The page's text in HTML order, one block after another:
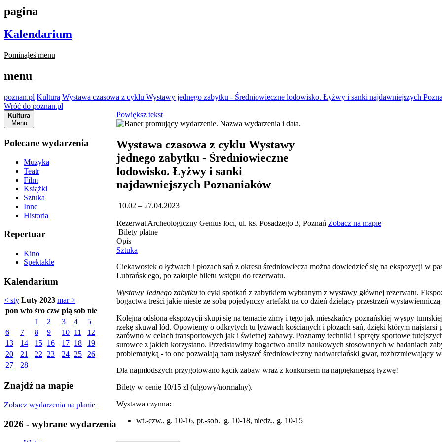
pagina
Kalendarium
Pominąłeś menu
menu
poznan.pl Kultura Wystawa czasowa z cyklu Wystawy jednego zabytku - Średniowieczne lodowisko. Łyżwy i sanki najdawniejszych
Wróć do poznan.pl
Kultura
Menu
Polecane wydarzenia
Muzyka
Teatr
Film
Książki
Sztuka
Inne
Historia
Repertuar
Kino
Spektakle
Kalendarium
< sty Luty 2023 mar >
pon wto śro czw pią sob nie
1
2 3 4
5
6
7 8 9 10 11
12
13
14 15 16 17 18
19
20
21 22 23 24 25
26
27
28
Znajdź na mapie
Zobacz wydarzenia na planie
2026 - wybrane wydarzenia
Powiększ tekst
Wystawa czasowa z cyklu Wystawy
jednego zabytku - Średniowieczne
lodowisko. Łyżwy i sanki
najdawniejszych Poznaniaków
10.02 – 27.04.2023
Rezerwat Archeologiczny Genius loci, ul. ks. Posadzego 3, Poznań Zobacz na mapie
Bilety płatne
Opis
Sztuka
Ciekawostek o łyżwach i płozach sań z okresu średniowiecza można dowiedzieć się na ekspozycji w
Lubrańskiego, po zakupie biletu wstępu do rezerwatu.
Wystawy Jednego zabytku to cykl spotkań z zabytkiem wybranym z wystawy głównej rezerwatu.
bogactwa treści jakie niesie ze sobą pojedynczy artefakt na co dzień dzielący przestrzeń
Kolejna odsłona ekspozycji skupi się na temacie zimy i tego jak mieszkańcy poznańskiej wyspy
rzekę skuwał lód. Opowiemy o odkrytych tu łyżwach kościanych i płozach sań, dzięki którym najstarsi
zarówno w celach transportowych jak i świetnej zabawy. Poznamy techniki i sprzęty sportowe
surowce z jakich korzystano. Przedstawimy bogactwo analiz naukowych stosowanych w badaniach
problematyką - to one pozwalają nam usłyszeć średniowieczny nadwarciański gwar, rozbrzmiewający
Dla najmłodszych przygotowano kącik zabaw wraz z konkursem na najpiękniejszą łyżwę!
Bilety w cenie 10/15 zł (ulgowy/normalny).
Wystawa czynna:
wt.-czw., g. 10-16, pt.-sob., g. 10-18, niedz., g. 10-15